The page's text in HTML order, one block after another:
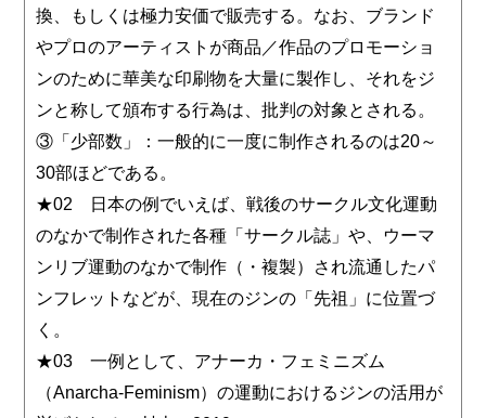
換、もしくは極力安価で販売する。なお、ブランド
やプロのアーティストが商品／作品のプロモーショ
ンのために華美な印刷物を大量に製作し、それをジ
ンと称して頒布する行為は、批判の対象とされる。
③「少部数」：一般的に一度に制作されるのは20～
30部ほどである。
★02 日本の例でいえば、戦後のサークル文化運動
のなかで制作された各種「サークル誌」や、ウーマ
ンリブ運動のなかで制作（・複製）され流通したパ
ンフレットなどが、現在のジンの「先祖」に位置づ
く。
★03 一例として、アナーカ・フェミニズム
（Anarcha-Feminism）の運動におけるジンの活用が